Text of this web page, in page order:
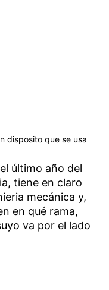
disposito que se usa
último año del
tiene en claro
mecánica y,
en qué rama,
va por el lado